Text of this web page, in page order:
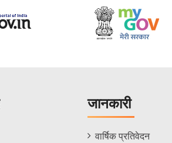
जानकारी
Informations
वार्षिक प्रतिवेदन